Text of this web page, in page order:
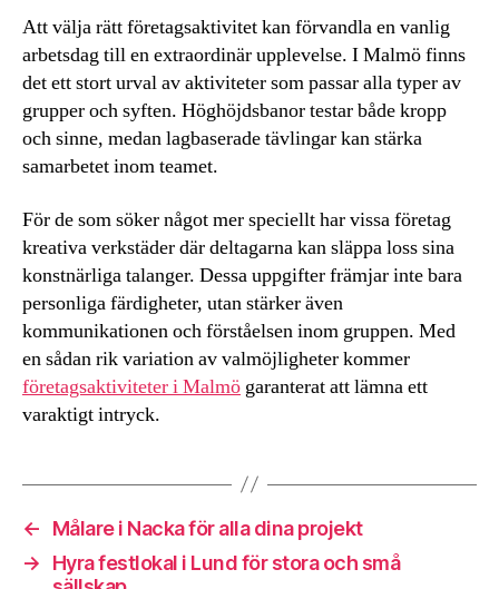
Att välja rätt företagsaktivitet kan förvandla en vanlig
arbetsdag till en extraordinär upplevelse. I Malmö finns
det ett stort urval av aktiviteter som passar alla typer av
grupper och syften. Höghöjdsbanor testar både kropp
och sinne, medan lagbaserade tävlingar kan stärka
samarbetet inom teamet.
För de som söker något mer speciellt har vissa företag
kreativa verkstäder där deltagarna kan släppa loss sina
konstnärliga talanger. Dessa uppgifter främjar inte bara
personliga färdigheter, utan stärker även
kommunikationen och förståelsen inom gruppen. Med
en sådan rik variation av valmöjligheter kommer
företagsaktiviteter i Malmö garanterat att lämna ett
varaktigt intryck.
←
Målare i Nacka för alla dina projekt
→
Hyra festlokal i Lund för stora och små